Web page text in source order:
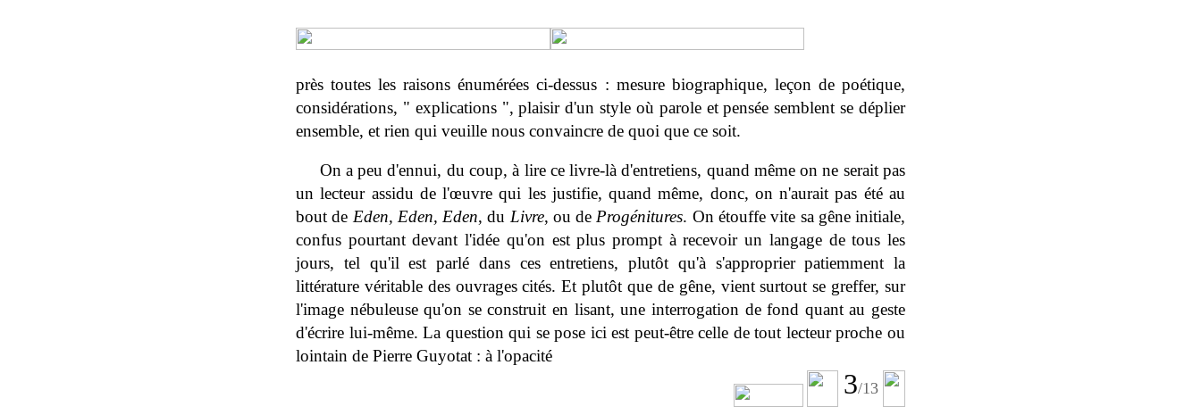
près toutes les raisons énumérées ci-dessus : mesure biographique, leçon de poétique,
considérations, " explications ", plaisir d'un style où parole et pensée semblent se déplier
ensemble, et rien qui veuille nous convaincre de quoi que ce soit.
On a peu d'ennui, du coup, à lire ce livre-là d'entretiens, quand même on ne serait pas
un lecteur assidu de l'œuvre qui les justifie, quand même, donc, on n'aurait pas été au
bout de Eden, Eden, Eden, du Livre, ou de Progénitures. On étouffe vite sa gêne initiale,
confus pourtant devant l'idée qu'on est plus prompt à recevoir un langage de tous les
jours, tel qu'il est parlé dans ces entretiens, plutôt qu'à s'approprier patiemment la
littérature véritable des ouvrages cités. Et plutôt que de gêne, vient surtout se greffer, sur
l'image nébuleuse qu'on se construit en lisant, une interrogation de fond quant au geste
d'écrire lui-même. La question qui se pose ici est peut-être celle de tout lecteur proche ou
lointain de Pierre Guyotat : à l'opacité
3/13